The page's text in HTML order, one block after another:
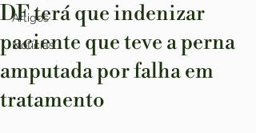
Artigos
Notícias
DF terá que indenizar
paciente que teve a perna
amputada por falha em
tratamento